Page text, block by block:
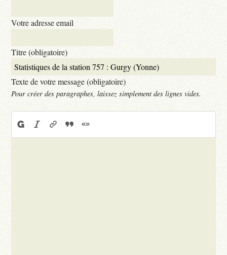
Votre adresse email
Titre (obligatoire)
Texte de votre message (obligatoire)
Pour créer des paragraphes, laissez simplement des lignes vides.